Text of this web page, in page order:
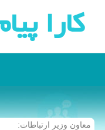
كارا
معاون وزیر ارتباطات: